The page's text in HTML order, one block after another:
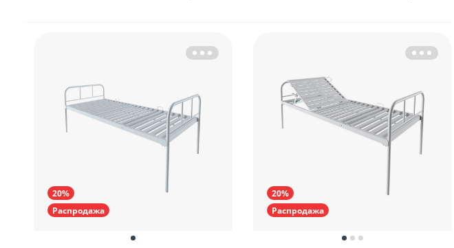
20%
Распродажа
20%
Распродажа